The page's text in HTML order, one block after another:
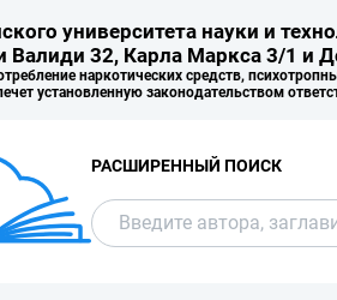
университета науки и
Валиди 32, Карла Маркса 3/1 и
наркотических средств,
установленную законодательством
РАСШИРЕННЫЙ ПОИСК